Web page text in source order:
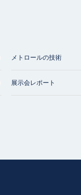
メトロールの技術
展示会レポート